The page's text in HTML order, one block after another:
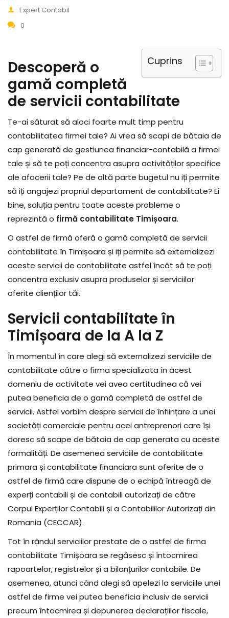
Expert Contabil
0
Cuprins
Descoperă o
gamă completă
de servicii contabilitate
Te-ai săturat să aloci foarte mult timp pentru
contabilitatea firmei tale? Ai vrea să scapi de bătaia de
cap generată de gestiunea financiar-contabilă a firmei
tale și să te poți concentra asupra activităților specifice
ale afacerii tale? Pe de altă parte bugetul nu iți permite
să iți angajezi propriul departament de contabilitate? Ei
bine, soluția pentru toate aceste probleme o
reprezintă o firmă contabilitate Timișoara.
O astfel de firmă oferă o gamă completă de servicii
contabilitate în Timișoara și iți permite să externalizezi
aceste servicii de contabilitate astfel încât să te poți
concentra exclusiv asupra produselor și serviciilor
oferite clienților tăi.
Servicii contabilitate în
Timișoara de la A la Z
În momentul în care alegi să externalizezi serviciile de
contabilitate către o firma specializata în acest
domeniu de activitate vei avea certitudinea că vei
putea beneficia de o gamă completă de astfel de
servicii. Astfel vorbim despre servicii de înființare a unei
societăți comerciale pentru acei antreprenori care își
doresc să scape de bătaia de cap generata cu aceste
formalități. De asemenea serviciile de contabilitate
primara și contabilitate financiara sunt oferite de o
astfel de firmă care dispune de o echipă întreagă de
experți contabili și de contabili autorizați de către
Corpul Experților Contabili și a Contabililor Autorizați din
Romania (CECCAR).
Tot în rândul serviciilor prestate de o astfel de firma
contabilitate Timișoara se regăsesc și întocmirea
rapoartelor, registrelor și a bilanțurilor contabile. De
asemenea, atunci când alegi să apelezi la serviciile unei
astfel de firme vei putea beneficia inclusiv de servicii
precum întocmirea și depunerea declarațiilor fiscale,